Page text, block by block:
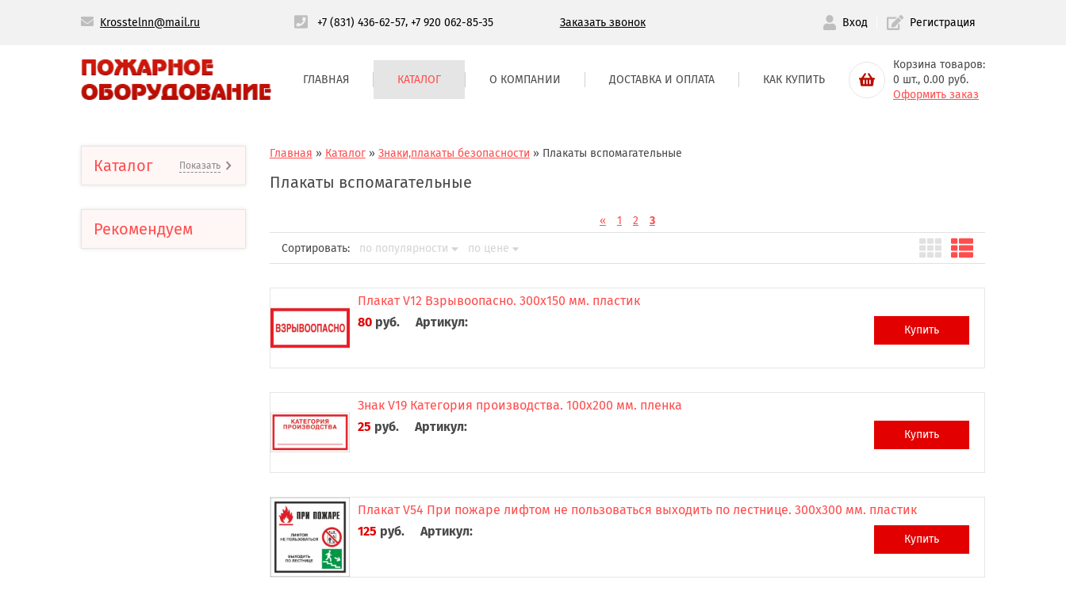
Krosstelnn@mail.ru +7 (831) 436-62-57, +7 920 062-85-35 Заказать звонок Вход Регистрация
ГЛАВНАЯ КАТАЛОГ О КОМПАНИИ ДОСТАВКА И ОПЛАТА КАК КУПИТЬ
Корзина товаров:
0 шт., 0.00 руб.
Оформить заказ
Каталог Показать
Рекомендуем
Главная » Каталог» Знаки,плакаты безопасности » Плакаты вспомагательные
Плакаты вспомагательные
« 1 2 3
Сортировать: по популярности по цене
Плакат V12 Взрывоопасно. 300x150 мм. пластик
80 руб. Артикул: Купить
Знак V19 Категория производства. 100x200 мм. пленка
25 руб. Артикул: Купить
Плакат V54 При пожаре лифтом не пользоваться выходить по лестнице. 300x300 мм. пластик
125 руб. Артикул: Купить